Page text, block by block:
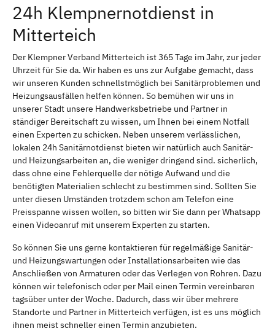
24h Klempnernotdienst in
Mitterteich
Der Klempner Verband Mitterteich ist 365 Tage im Jahr, zur jeder
Uhrzeit für Sie da. Wir haben es uns zur Aufgabe gemacht, dass
wir unseren Kunden schnellstmöglich bei Sanitärproblemen und
Heizungsausfällen helfen können. So bemühen wir uns in
unserer Stadt unsere Handwerksbetriebe und Partner in
ständiger Bereitschaft zu wissen, um Ihnen bei einem Notfall
einen Experten zu schicken. Neben unserem verlässlichen,
lokalen 24h Sanitärnotdienst bieten wir natürlich auch Sanitär-
und Heizungsarbeiten an, die weniger dringend sind. sicherlich,
dass ohne eine Fehlerquelle der nötige Aufwand und die
benötigten Materialien schlecht zu bestimmen sind. Sollten Sie
unter diesen Umständen trotzdem schon am Telefon eine
Preisspanne wissen wollen, so bitten wir Sie dann per Whatsapp
einen Videoanruf mit unserem Experten zu starten.
So können Sie uns gerne kontaktieren für regelmäßige Sanitär-
und Heizungswartungen oder Installationsarbeiten wie das
Anschließen von Armaturen oder das Verlegen von Rohren. Dazu
können wir telefonisch oder per Mail einen Termin vereinbaren
tagsüber unter der Woche. Dadurch, dass wir über mehrere
Standorte und Partner in Mitterteich verfügen, ist es uns möglich
ihnen meist schneller einen Termin anzubieten.